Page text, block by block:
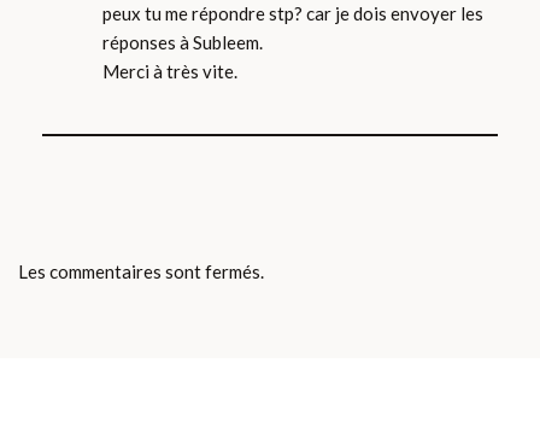
peux tu me répondre stp? car je dois envoyer les
réponses à Subleem.
Merci à très vite.
Les commentaires sont fermés.